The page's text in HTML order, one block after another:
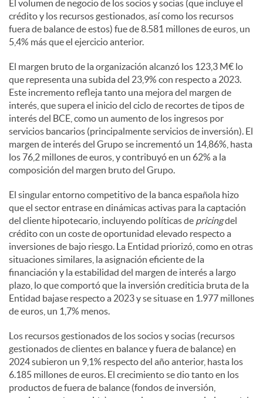
El volumen de negocio de los socios y socias (que incluye el
crédito y los recursos gestionados, así como los recursos
fuera de balance de estos) fue de 8.581 millones de euros, un
5,4% más que el ejercicio anterior.
El margen bruto de la organización alcanzó los 123,3 M€ lo
que representa una subida del 23,9% con respecto a 2023.
Este incremento refleja tanto una mejora del margen de
interés, que supera el inicio del ciclo de recortes de tipos de
interés del BCE, como un aumento de los ingresos por
servicios bancarios (principalmente servicios de inversión). El
margen de interés del Grupo se incrementó un 14,86%, hasta
los 76,2 millones de euros, y contribuyó en un 62% a la
composición del margen bruto del Grupo.
El singular entorno competitivo de la banca española hizo
que el sector entrase en dinámicas activas para la captación
del cliente hipotecario, incluyendo políticas de pricingdel
crédito con un coste de oportunidad elevado respecto a
inversiones de bajo riesgo. La Entidad priorizó, como en otras
situaciones similares, la asignación eficiente de la
financiación y la estabilidad del margen de interés a largo
plazo, lo que comportó que la inversión crediticia bruta de la
Entidad bajase respecto a 2023 y se situase en 1.977 millones
de euros, un 1,7% menos.
Los recursos gestionados de los socios y socias (recursos
gestionados de clientes en balance y fuera de balance) en
2024 subieron un 9,1% respecto del año anterior, hasta los
6.185 millones de euros. El crecimiento se dio tanto en los
productos de fuera de balance (fondos de inversión,